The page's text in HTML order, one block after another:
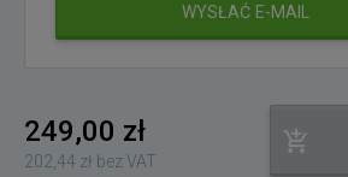
WYSŁAĆ E-MAIL
249,00 zł
202,44 zł bez VAT